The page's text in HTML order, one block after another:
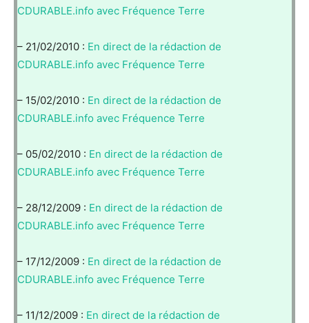
CDURABLE.info avec Fréquence Terre
– 21/02/2010 : En direct de la rédaction de
CDURABLE.info avec Fréquence Terre
– 15/02/2010 : En direct de la rédaction de
CDURABLE.info avec Fréquence Terre
– 05/02/2010 : En direct de la rédaction de
CDURABLE.info avec Fréquence Terre
– 28/12/2009 : En direct de la rédaction de
CDURABLE.info avec Fréquence Terre
– 17/12/2009 : En direct de la rédaction de
CDURABLE.info avec Fréquence Terre
– 11/12/2009 : En direct de la rédaction de